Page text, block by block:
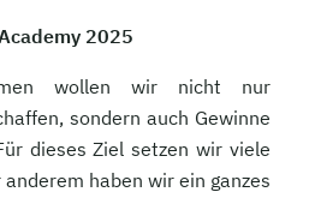
2025
wollen wir nicht nur
sondern auch Gewinne
dieses Ziel setzen wir viele
haben wir ein ganzes